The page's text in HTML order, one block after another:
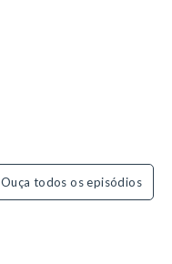
Ouça todos os episódios